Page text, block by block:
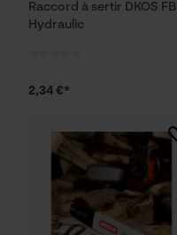
Raccord à sertir DKOS FB
Hydraulic
2,34 €*